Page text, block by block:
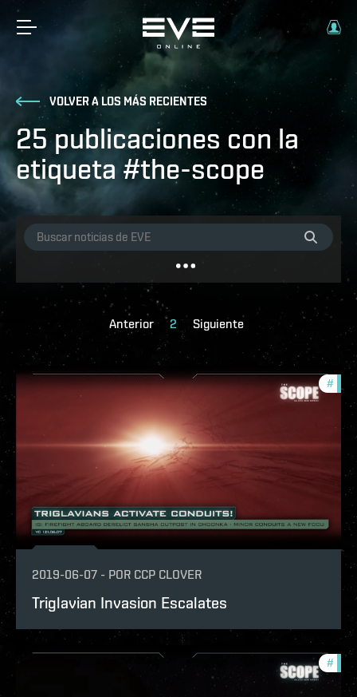
VOLVER A LOS MÁS RECIENTES
25 publicaciones con la
etiqueta #the-scope
Anterior 2 Siguiente
#
2019-06-07 - POR CCP CLOVER
Triglavian Invasion Escalates
#